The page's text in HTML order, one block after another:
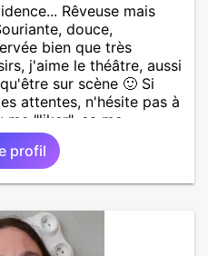
Rêveuse mais
douce,
bien que très
j'aime le théâtre, aussi
sur scène 🙂 Si
attentes, n'hésite pas à
me "liker", ça me
pas vers toi plus
profil